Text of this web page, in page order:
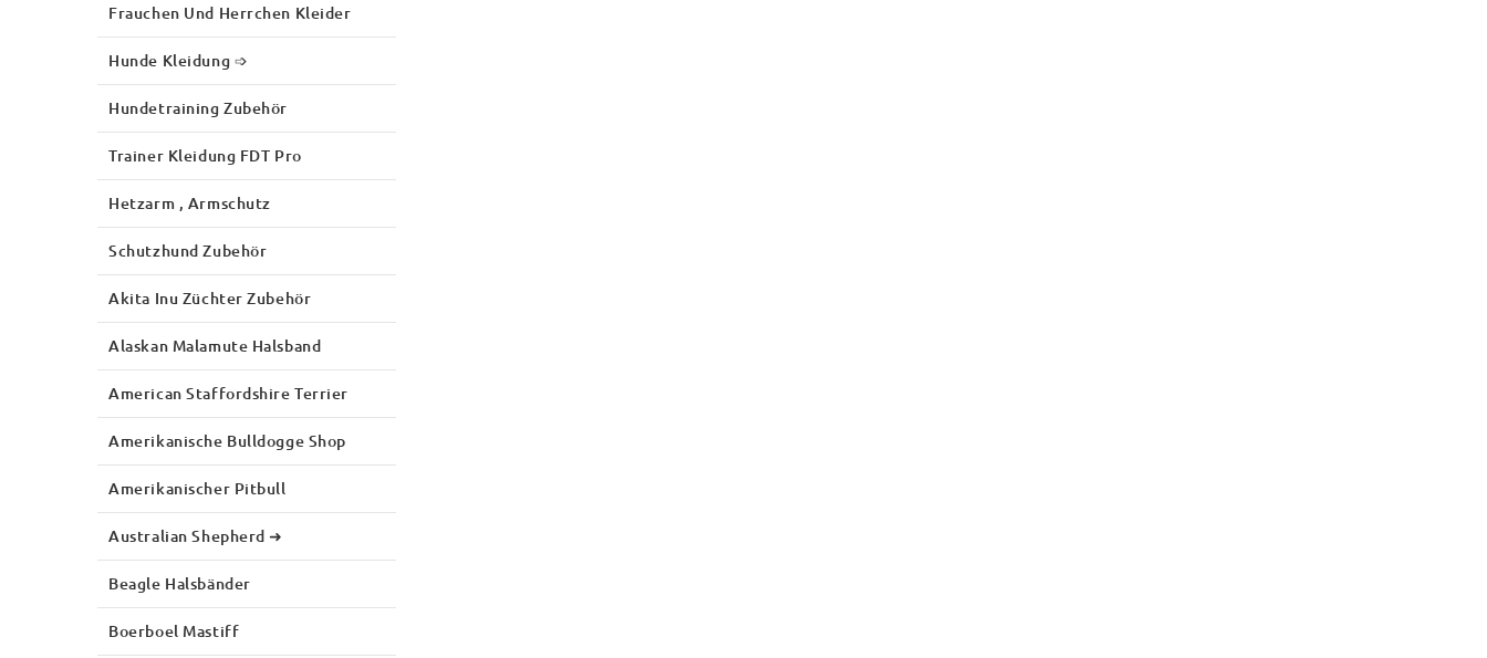
Frauchen Und Herrchen Kleider
Hunde Kleidung ➩
Hundetraining Zubehör
Trainer Kleidung FDT Pro
Hetzarm , Armschutz
Schutzhund Zubehör
Akita Inu Züchter Zubehör
Alaskan Malamute Halsband
American Staffordshire Terrier
Amerikanische Bulldogge Shop
Amerikanischer Pitbull
Australian Shepherd ➜
Beagle Halsbänder
Boerboel Mastiff